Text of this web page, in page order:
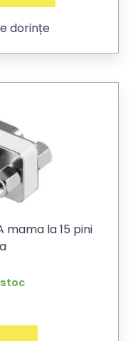
dorințe
mama la 15 pini